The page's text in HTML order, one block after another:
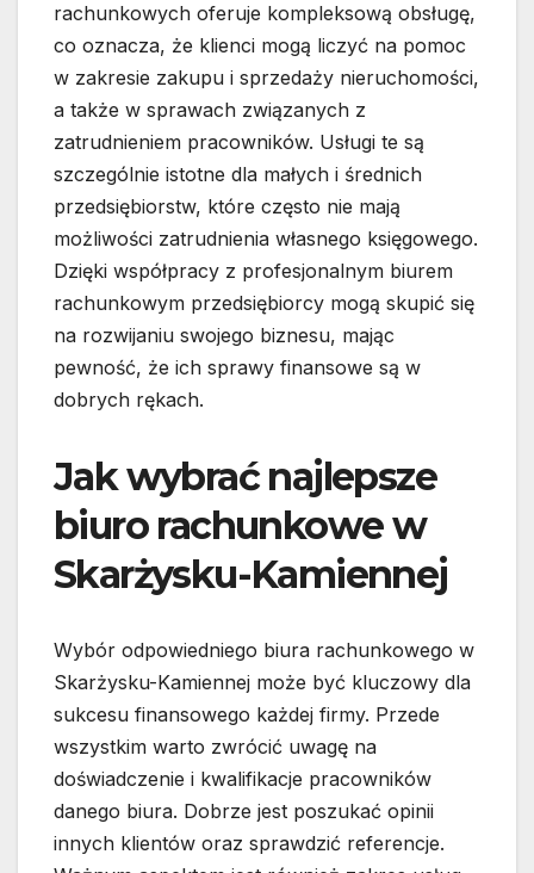
rachunkowych oferuje kompleksową obsługę,
co oznacza, że klienci mogą liczyć na pomoc
w zakresie zakupu i sprzedaży nieruchomości,
a także w sprawach związanych z
zatrudnieniem pracowników. Usługi te są
szczególnie istotne dla małych i średnich
przedsiębiorstw, które często nie mają
możliwości zatrudnienia własnego księgowego.
Dzięki współpracy z profesjonalnym biurem
rachunkowym przedsiębiorcy mogą skupić się
na rozwijaniu swojego biznesu, mając
pewność, że ich sprawy finansowe są w
dobrych rękach.
Jak wybrać najlepsze
biuro rachunkowe w
Skarżysku-Kamiennej
Wybór odpowiedniego biura rachunkowego w
Skarżysku-Kamiennej może być kluczowy dla
sukcesu finansowego każdej firmy. Przede
wszystkim warto zwrócić uwagę na
doświadczenie i kwalifikacje pracowników
danego biura. Dobrze jest poszukać opinii
innych klientów oraz sprawdzić referencje.